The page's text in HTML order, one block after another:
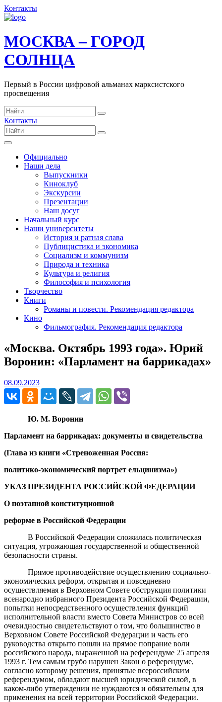
Контакты
МОСКВА – ГОРОД
СОЛНЦА
Первый в России цифровой альманах марксистского
просвещения
Контакты
Официально
Наши дела
Выпускники
Киноклуб
Экскурсии
Презентации
Наш досуг
Начальный курс
Наши университеты
История и ратная слава
Публицистика и экономика
Социализм и коммунизм
Природа и техника
Культура и религия
Философия и психология
Творчество
Книги
Романы и повести. Рекомендация редактора
Кино
Фильмография. Рекомендация редактора
«Москва. Октябрь 1993 года». Юрий
Воронин: «Парламент на баррикадах»
08.09.202308.09.2023
Ю. М. Воронин
Парламент на баррикадах: документы и свидетельства
(Глава из книги «Стреноженная Россия:
политико-экономический портрет ельцинизма»)
УКАЗ ПРЕЗИДЕНТА РОССИЙСКОЙ ФЕДЕРАЦИИ
О поэтапной конституционной
реформе в Российской Федерации
В Российской Федерации сложилась политическая
ситуация, угрожающая государственной и общественной
безопасности страны.
Прямое противодействие осуществлению социально-
экономических реформ, открытая и повседневно
осуществляемая в Верховном Совете обструкция политики
всенародно избранного Президента Российской Федерации,
попытки непосредственного осуществления функций
исполнительной власти вместо Совета Министров со всей
очевидностью свидетельствуют о том, что большинство в
Верховном Совете Российской Федерации и часть его
руководства открыто пошли на прямое попрание воли
российского народа, выраженной на референдуме 25 апреля
1993 г. Тем самым грубо нарушен Закон о референдуме,
согласно которому решения, принятые всероссийским
референдумом, обладают высшей юридической силой, в
каком-либо утверждении не нуждаются и обязательны для
применения на всей территории Российской Федерации.